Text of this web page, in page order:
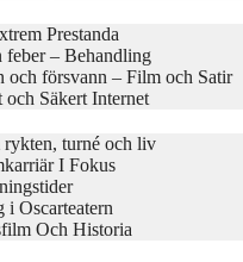
Prestanda
feber – Behandling
och försvann – Film och Satir
Säkert Internet
turné och liv
I Fokus
Oscarteatern
Och Historia